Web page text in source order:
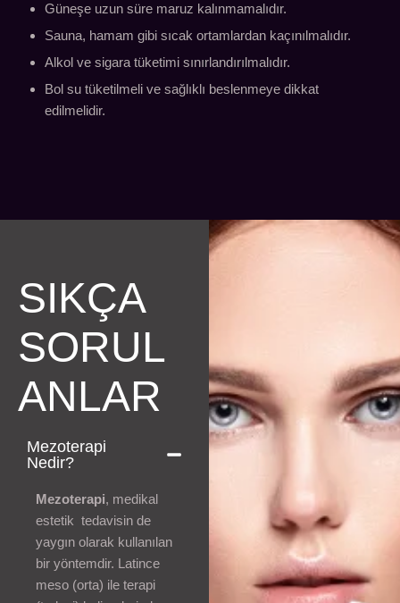
Güneşe uzun süre maruz kalınmamalıdır.
Sauna, hamam gibi sıcak ortamlardan kaçınılmalıdır.
Alkol ve sigara tüketimi sınırlandırılmalıdır.
Bol su tüketilmeli ve sağlıklı beslenmeye dikkat
edilmelidir.
SIKÇA
SORUL
ANLAR
Mezoterapi
Nedir?
Mezoterapi, medikal
estetik tedavisin de
yaygın olarak kullanılan
bir yöntemdir. Latince
meso (orta) ile terapi